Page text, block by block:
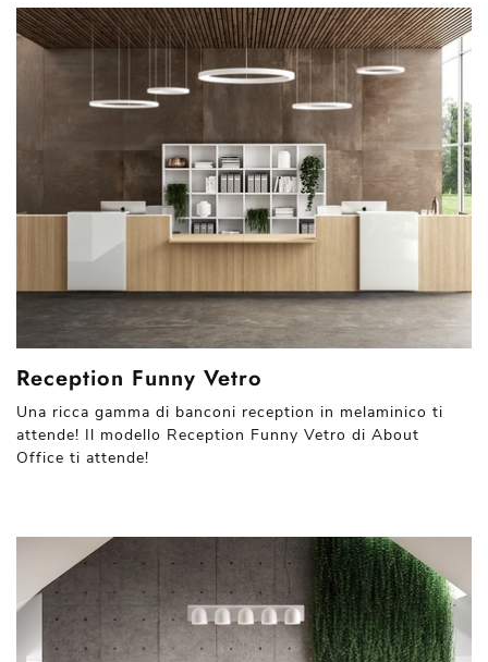
Reception Funny Vetro
Una ricca gamma di banconi reception in melaminico ti
attende! Il modello Reception Funny Vetro di About
Office ti attende!